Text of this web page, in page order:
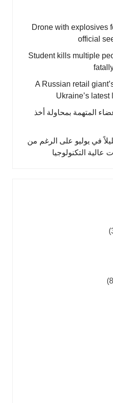
Drone with explosives
official
Student kills multiple
A Russian retail
Ukraine’s
المتهمة بمحاولة أخذ
في يوليو على الرغم من
عالية التكنولوجيا